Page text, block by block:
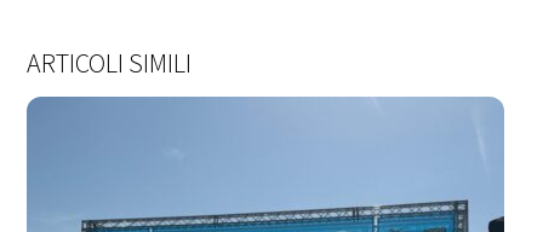
ARTICOLI SIMILI